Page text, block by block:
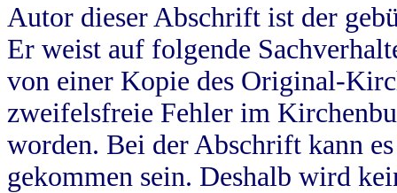
Autor dieser Abschrift ist der
Er weist auf folgende
von einer Kopie des Original-
zweifelsfreie Fehler im
worden. Bei der Abschrift kann
gekommen sein. Deshalb wird